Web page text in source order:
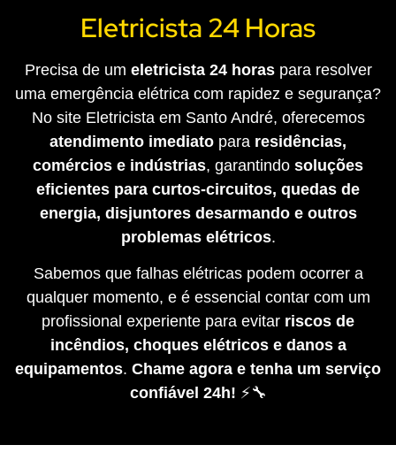
Eletricista 24 Horas
Precisa de um eletricista 24 horaspara resolver
uma emergência elétrica com rapidez e segurança?
No site Eletricista em Santo André, oferecemos
atendimento imediato para residências,
comércios e indústrias, garantindo soluções
eficientes para curtos-circuitos, quedas de
energia, disjuntores desarmando e outros
problemas elétricos.
Sabemos que falhas elétricas podem ocorrer a
qualquer momento, e é essencial contar com um
profissional experiente para evitar riscos de
incêndios, choques elétricos e danos a
equipamentos. Chame agora e tenha um serviço
confiável 24h! ⚡🔧